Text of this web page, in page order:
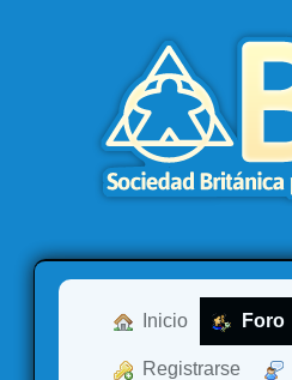
Inicio Foro
Registrarse